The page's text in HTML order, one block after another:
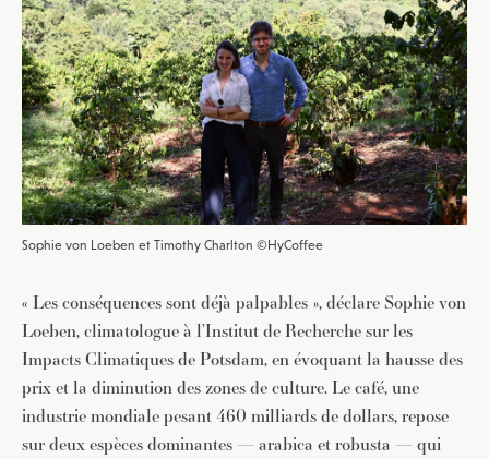
Sophie von Loeben et Timothy Charlton ©HyCoffee
« Les conséquences sont déjà palpables », déclare Sophie von
Loeben, climatologue à l’Institut de Recherche sur les
Impacts Climatiques de Potsdam, en évoquant la hausse des
prix et la diminution des zones de culture. Le café, une
industrie mondiale pesant 460 milliards de dollars, repose
sur deux espèces dominantes — arabica et robusta — qui